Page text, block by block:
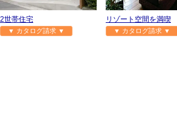
2世帯住宅
▼ カタログ請求 ▼
リゾート空間を満喫
▼ カタログ請求 ▼